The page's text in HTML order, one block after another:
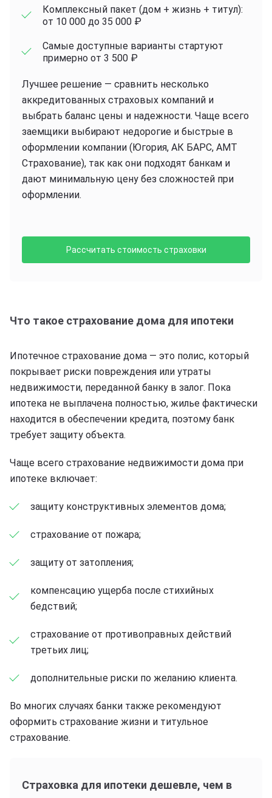
Комплексный пакет (дом + жизнь + титул):
от 10 000 до 35 000 ₽
Самые доступные варианты стартуют
примерно от 3 500 ₽
Лучшее решение — сравнить несколько
аккредитованных страховых компаний и
выбрать баланс цены и надежности. Чаще всего
заемщики выбирают недорогие и быстрые в
оформлении компании (Югория, АК БАРС, АМТ
Страхование), так как они подходят банкам и
дают минимальную цену без сложностей при
оформлении.
Рассчитать стоимость страховки
Что такое страхование дома для ипотеки
Ипотечное страхование дома — это полис, который
покрывает риски повреждения или утраты
недвижимости, переданной банку в залог. Пока
ипотека не выплачена полностью, жилье фактически
находится в обеспечении кредита, поэтому банк
требует защиту объекта.
Чаще всего страхование недвижимости дома при
ипотеке включает:
защиту конструктивных элементов дома;
страхование от пожара;
защиту от затопления;
компенсацию ущерба после стихийных
бедствий;
страхование от противоправных действий
третьих лиц;
дополнительные риски по желанию клиента.
Во многих случаях банки также рекомендуют
оформить страхование жизни и титульное
страхование.
Страховка для ипотеки дешевле, чем в